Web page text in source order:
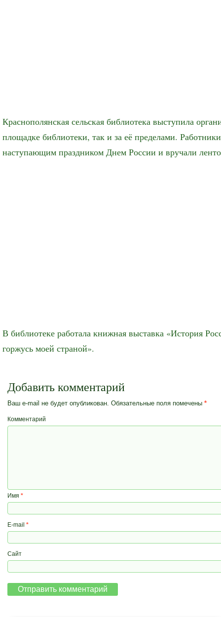
Краснополянская сельская библиотека выступила
площадке библиотеки, так и за её пределами.
наступающим праздником Днем России и вручали
В библиотеке работала книжная выставка «История
горжусь моей страной».
Добавить комментарий
Ваш e-mail не будет опубликован. Обязательные поля помечены *
Комментарий
Имя *
E-mail *
Сайт